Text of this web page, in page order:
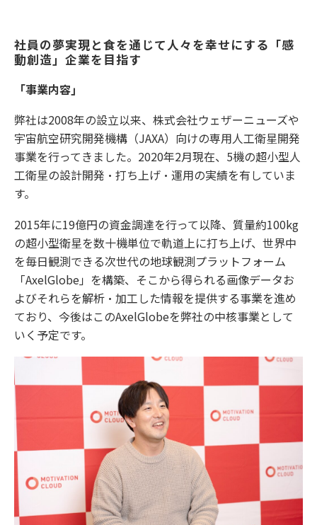
社員の夢実現と食を通じて人々を幸せにする「感
動創造」企業を目指す
「事業内容」
弊社は2008年の設立以来、株式会社ウェザーニューズや
宇宙航空研究開発機構（JAXA）向けの専用人工衛星開発
事業を行ってきました。2020年2月現在、5機の超小型人
工衛星の設計開発・打ち上げ・運用の実績を有していま
す。
2015年に19億円の資金調達を行って以降、質量約100kg
の超小型衛星を数十機単位で軌道上に打ち上げ、世界中
を毎日観測できる次世代の地球観測プラットフォーム
「AxelGlobe」を構築、そこから得られる画像データお
よびそれらを解析・加工した情報を提供する事業を進め
ており、今後はこのAxelGlobeを弊社の中核事業として
いく予定です。